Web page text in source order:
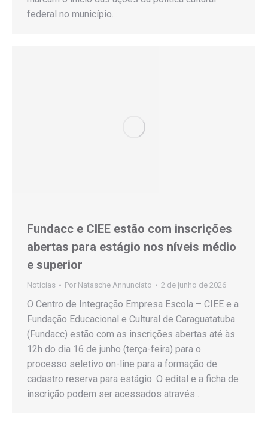
federal no município…
Fundacc e CIEE estão com inscrições
abertas para estágio nos níveis médio
e superior
Notícias Por Natasche Annunciato 2 de junho de 2026
O Centro de Integração Empresa Escola – CIEE e a
Fundação Educacional e Cultural de Caraguatatuba
(Fundacc) estão com as inscrições abertas até às
12h do dia 16 de junho (terça-feira) para o
processo seletivo on-line para a formação de
cadastro reserva para estágio. O edital e a ficha de
inscrição podem ser acessados através…